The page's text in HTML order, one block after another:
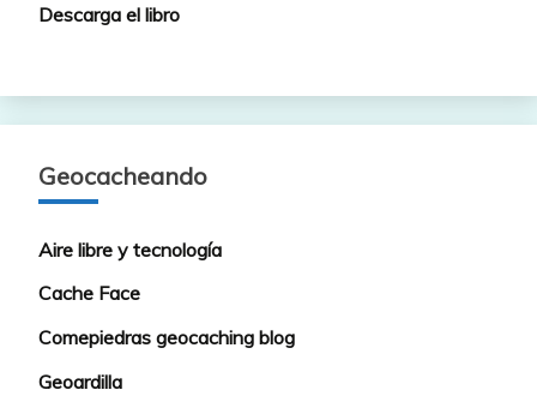
Descarga el libro
Geocacheando
Aire libre y tecnología
Cache Face
Comepiedras geocaching blog
Geoardilla